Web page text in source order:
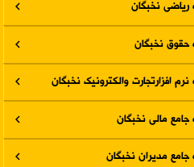
ریاضی نخبگان
حقوق نخبگان
نرم افزارتجارت والکترونیک نخبگان
جامع مالی نخبگان
جامع مدیران نخبگان